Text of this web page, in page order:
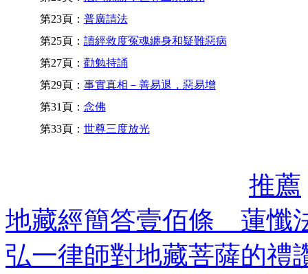
第23頁： 普廣請法
第25頁： 讀經救度冤魂纏身和疑難惡病
第27頁： 勸勉持誦
第29頁： 事實真相－善易退，惡易增
第31頁： 念佛
第33頁： 世尊三度放光
推薦
地藏經簡答壹佰條 蓮懺
弘一律師對地藏菩薩的